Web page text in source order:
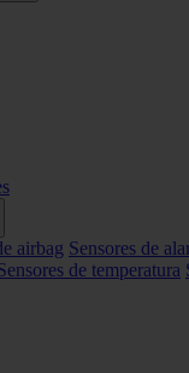
airbag Sensores de
de temperatura